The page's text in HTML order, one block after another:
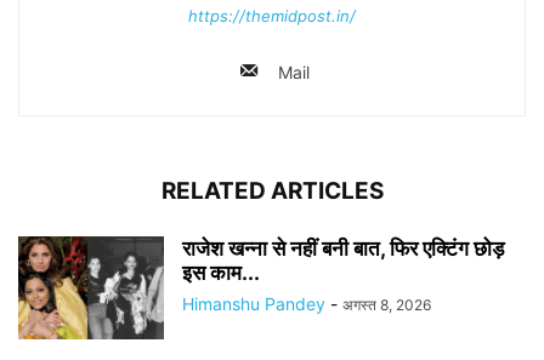
https://themidpost.in/
Mail
RELATED ARTICLES
राजेश खन्ना से नहीं बनी बात, फिर एक्टिंग छोड़
इस काम...
Himanshu Pandey - अगस्त 8, 2026